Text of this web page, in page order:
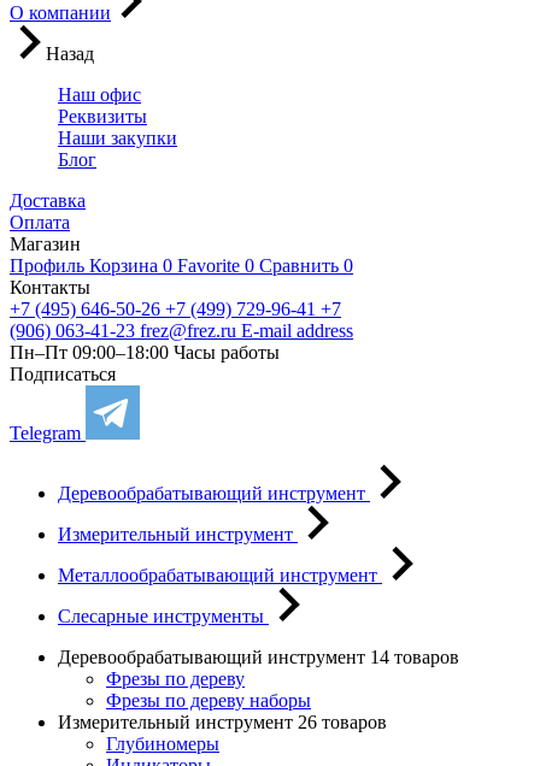
О компании
Назад
Наш офис
Реквизиты
Наши закупки
Блог
Доставка
Оплата
Магазин
Профиль Корзина 0 Favorite 0 Сравнить 0
Контакты
+7 (495) 646-50-26 +7 (499) 729-96-41 +7
(906) 063-41-23 frez@frez.ru E-mail address
Пн–Пт 09:00–18:00 Часы работы
Подписаться
Telegram
Деревообрабатывающий инструмент
Измерительный инструмент
Металлообрабатывающий инструмент
Слесарные инструменты
Деревообрабатывающий инструмент 14 товаров
Фрезы по дереву
Фрезы по дереву наборы
Измерительный инструмент 26 товаров
Глубиномеры